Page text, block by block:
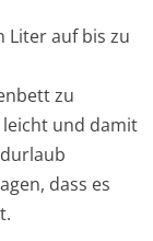
Liter auf bis zu
zu
leicht und damit
dass es